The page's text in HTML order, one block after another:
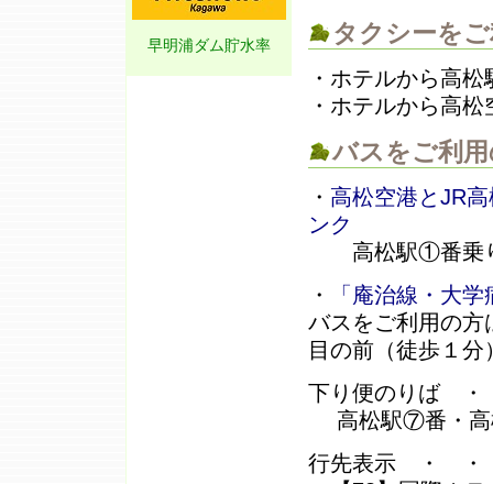
タクシーを
・ホテルから高
・ホテルから高
バスをご利
・ 高松空港とJR
ンク
高松駅①番乗
・
「庵治線・大
バスをご利用の方
目の前（徒歩１
下り便のりば
高松駅⑦番・高
行先表示 ・
早明浦ダム貯水率